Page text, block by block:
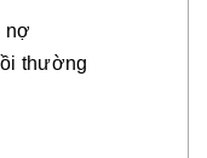
nợ
thường